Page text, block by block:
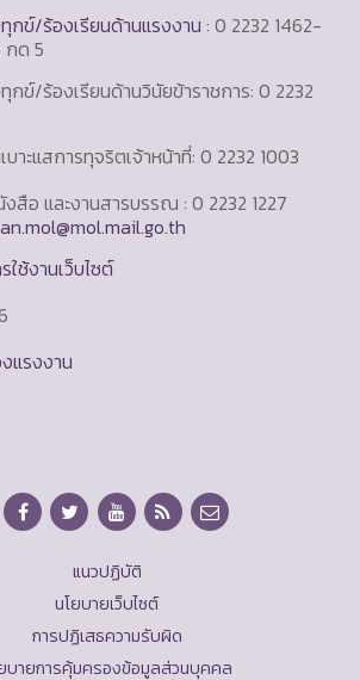
กข์/ร้องเรียนด้านแรงงาน : 0 2232 1462-
กด 5
กข์/ร้องเรียนด้านวินัยข้าราชการ: 0 2232
บาะแสการทุจริตเจ้าหน้าที่: 0 2232 1003
สือ และงานสารบรรณ : 0 2232 1227
ช้งานเว็บไซต์
แรงงาน
แนวปฏิบัติ
นโยบายเว็บไซต์
การปฏิเสธความรับผิด
บายการคุ้มครองข้อมูลส่วนบุคคล